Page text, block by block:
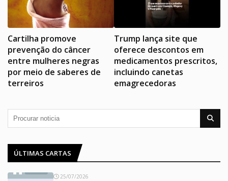
Cartilha promove
prevenção do câncer
entre mulheres negras
por meio de saberes de
terreiros
Trump lança site que
oferece descontos em
medicamentos prescritos,
incluindo canetas
emagrecedoras
ÚLTIMAS CARTAS
25/07/2026